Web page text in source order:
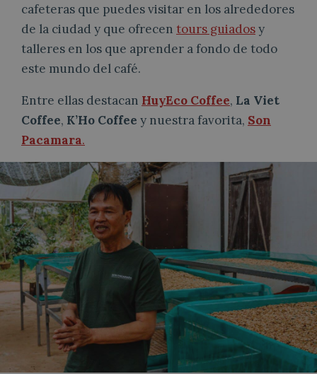
cafeteras que puedes visitar en los alrededores
de la ciudad y que ofrecen tours guiadosy
talleres en los que aprender a fondo de todo
este mundo del café.
Entre ellas destacan HuyEco Coffee, La Viet
Coffee, K’Ho Coffee y nuestra favorita, Son
Pacamara.